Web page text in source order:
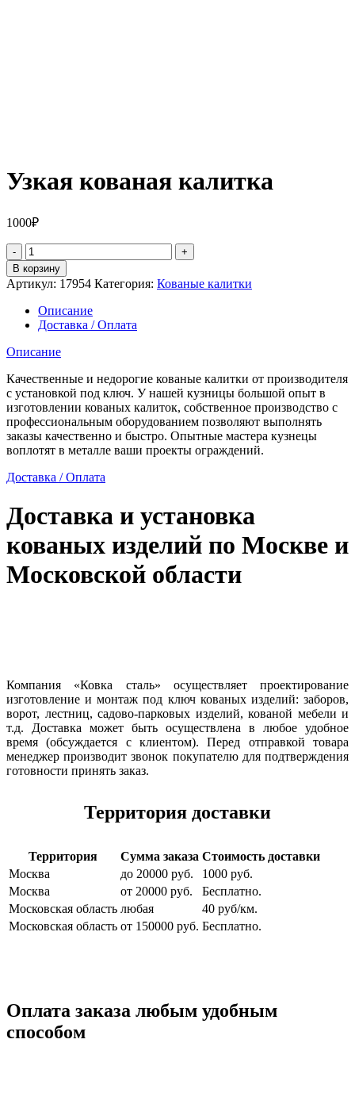
Узкая кованая калитка
1000₽
Количество
товара
Узкая
кованая
калитка
В корзину
Артикул: 17954 Категория: Кованые калитки
Описание
Доставка / Оплата
Описание
Качественные и недорогие кованые калитки от производителя
с установкой под ключ. У нашей кузницы большой опыт в
изготовлении кованых калиток, собственное производство с
профессиональным оборудованием позволяют выполнять
заказы качественно и быстро. Опытные мастера кузнецы
воплотят в металле ваши проекты ограждений.
Доставка / Оплата
Доставка и установка
кованых изделий по Москве и
Московской области
Компания «Ковка сталь» осуществляет проектирование
изготовление и монтаж под ключ кованых изделий: заборов,
ворот, лестниц, садово-парковых изделий, кованой мебели и
т.д. Доставка может быть осуществлена в любое удобное
время (обсуждается с клиентом). Перед отправкой товара
менеджер производит звонок покупателю для подтверждения
готовности принять заказ.
Территория доставки
Территория Сумма заказа Стоимость доставки
Москва
до 20000 руб.
1000 руб.
Москва
от 20000 руб.
Бесплатно.
Московская область любая
40 руб/км.
Московская область от 150000 руб. Бесплатно.
Оплата заказа любым удобным
способом